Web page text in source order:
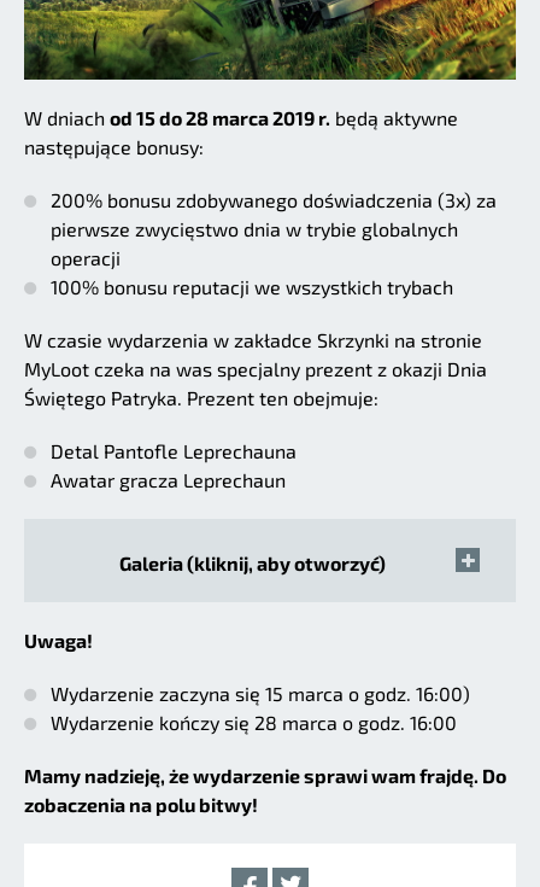
W dniach od 15 do 28 marca 2019 r. będą aktywne
następujące bonusy:
200% bonusu zdobywanego doświadczenia (3x) za
pierwsze zwycięstwo dnia w trybie globalnych
operacji
100% bonusu reputacji we wszystkich trybach
W czasie wydarzenia w zakładce Skrzynki na stronie
MyLoot czeka na was specjalny prezent z okazji Dnia
Świętego Patryka. Prezent ten obejmuje:
Detal Pantofle Leprechauna
Awatar gracza Leprechaun
Galeria (kliknij, aby otworzyć)
Uwaga!
Wydarzenie zaczyna się 15 marca o godz. 16:00)
Wydarzenie kończy się 28 marca o godz. 16:00
Mamy nadzieję, że wydarzenie sprawi wam frajdę. Do
zobaczenia na polu bitwy!